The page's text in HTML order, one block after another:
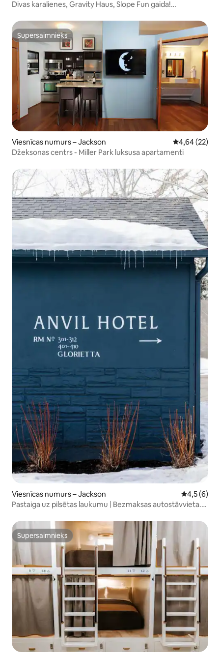
Divas karalienes, Gravity Haus, Slope Fun gaida!
Supersaimnieks
Supersaimnieks
Viesnīcas numurs – Jackson Vidējais
4,64 (22)
Džeksonas centrs - Miller Park luksusa apartamenti
Viesnīcas numurs – Jackson Vidējais
4,5 (6)
Pastaiga uz pilsētas laukumu | Bezmaksas autostāvvieta.
Supersaimnieks
Supersaimnieks